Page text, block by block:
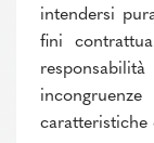
intendersi
fini
caratteristiche